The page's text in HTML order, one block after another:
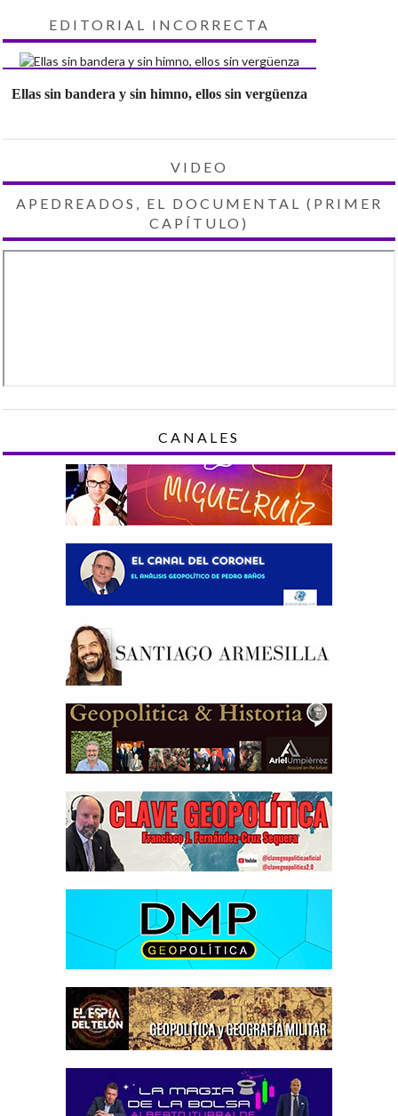
EDITORIAL INCORRECTA
Ellas sin bandera y sin himno, ellos sin vergüenza
VIDEO
APEDREADOS, EL DOCUMENTAL (PRIMER
CAPÍTULO)
CANALES